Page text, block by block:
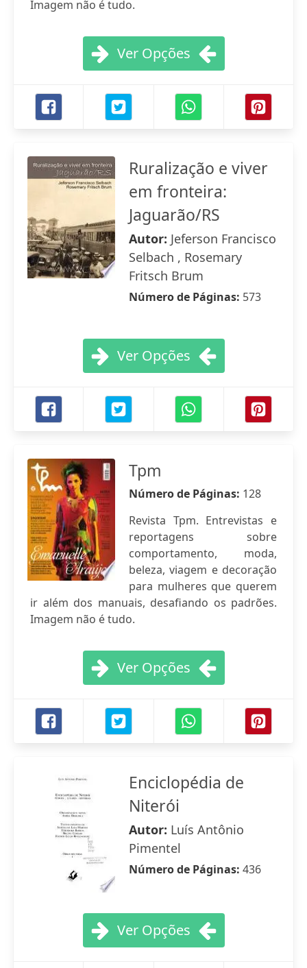
Imagem não é tudo.
Ver Opções
Ruralização e viver
em fronteira:
Jaguarão/RS
Autor: Jeferson Francisco
Selbach , Rosemary
Fritsch Brum
Número de Páginas: 573
Ver Opções
Tpm
Número de Páginas: 128
Revista Tpm. Entrevistas e
reportagens sobre
comportamento, moda,
beleza, viagem e decoração
para mulheres que querem
ir além dos manuais, desafiando os padrões.
Imagem não é tudo.
Ver Opções
Enciclopédia de
Niterói
Autor: Luís Antônio
Pimentel
Número de Páginas: 436
Ver Opções